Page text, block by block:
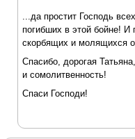
...да простит Господь
погибших в этой бойне! И
скорбящих и молящихся
Спасибо, дорогая
и сомолитвенность!
Спаси Господи!